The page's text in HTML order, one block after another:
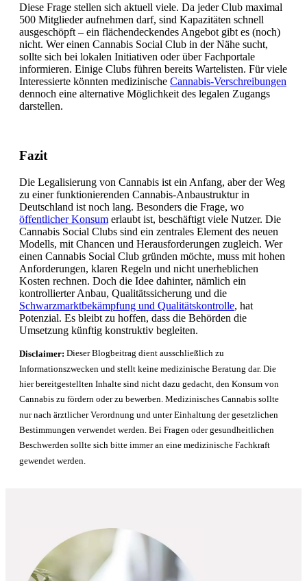
Diese Frage stellen sich aktuell viele. Da jeder Club maximal
500 Mitglieder aufnehmen darf, sind Kapazitäten schnell
ausgeschöpft – ein flächendeckendes Angebot gibt es (noch)
nicht. Wer einen Cannabis Social Club in der Nähe sucht,
sollte sich bei lokalen Initiativen oder über Fachportale
informieren. Einige Clubs führen bereits Wartelisten. Für viele
Interessierte könnten medizinische Cannabis-Verschreibungen
dennoch eine alternative Möglichkeit des legalen Zugangs
darstellen.
Fazit
Die Legalisierung von Cannabis ist ein Anfang, aber der Weg
zu einer funktionierenden Cannabis-Anbaustruktur in
Deutschland ist noch lang. Besonders die Frage, wo
öffentlicher Konsum erlaubt ist, beschäftigt viele Nutzer. Die
Cannabis Social Clubs sind ein zentrales Element des neuen
Modells, mit Chancen und Herausforderungen zugleich. Wer
einen Cannabis Social Club gründen möchte, muss mit hohen
Anforderungen, klaren Regeln und nicht unerheblichen
Kosten rechnen. Doch die Idee dahinter, nämlich ein
kontrollierter Anbau, Qualitätssicherung und die
Schwarzmarktbekämpfung und Qualitätskontrolle, hat
Potenzial. Es bleibt zu hoffen, dass die Behörden die
Umsetzung künftig konstruktiv begleiten.
Disclaimer: Dieser Blogbeitrag dient ausschließlich zu
Informationszwecken und stellt keine medizinische Beratung dar. Die
hier bereitgestellten Inhalte sind nicht dazu gedacht, den Konsum von
Cannabis zu fördern oder zu bewerben. Medizinisches Cannabis sollte
nur nach ärztlicher Verordnung und unter Einhaltung der gesetzlichen
Bestimmungen verwendet werden. Bei Fragen oder gesundheitlichen
Beschwerden sollte sich bitte immer an eine medizinische Fachkraft
gewendet werden.